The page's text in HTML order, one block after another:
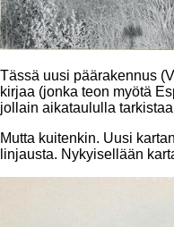
Tässä uusi päärakennus
kirjaa (jonka teon myötä
jollain aikataululla
Mutta kuitenkin. Uusi
linjausta. Nykyisellään